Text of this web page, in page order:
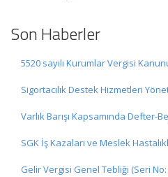
Son Haberler
5520 sayılı Kurumlar Vergisi
Sigortacılık Destek Hizmetleri
Varlık Barışı Kapsamında Defter-
SGK İş Kazaları ve Meslek
Gelir Vergisi Genel Tebliği (Seri No: